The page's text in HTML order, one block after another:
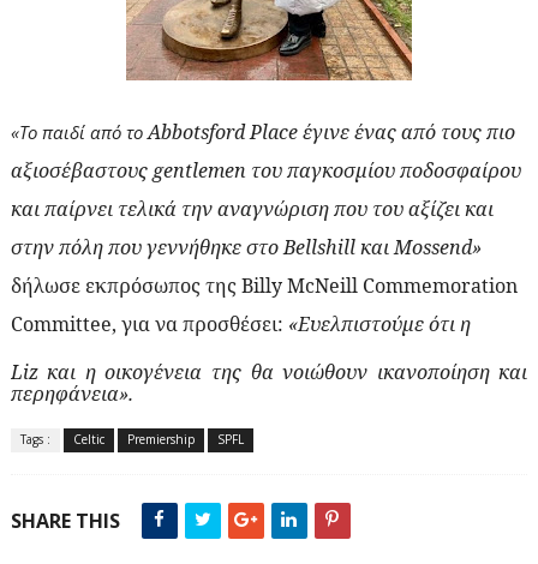
«Το παιδί από τοAbbotsfordPlaceέγινε ένας από τους πιο
αξιοσέβαστους gentlemen του παγκοσμίου ποδοσφαίρου
και παίρνει τελικά την αναγνώριση που του αξίζει και
στην πόλη που γεννήθηκε στοBellshillκαιMossend»
δήλωσε εκπρόσωπος τηςBillyMcNeill Commemoration
Committee, για να προσθέσει: «Eυελπιστούμε ότι η
Liz και η οικογένεια της θα νοιώθουν ικανοποίηση και
περηφάνεια».
Tags : Celtic Premiership SPFL
SHARE THIS